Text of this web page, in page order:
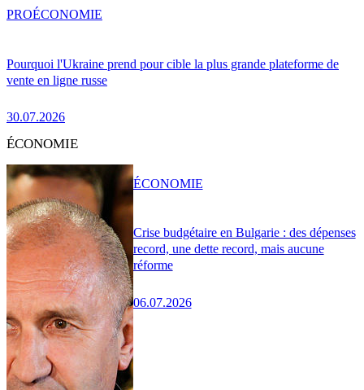
Pourquoi l'Ukraine prend pour cible la plus grande plateforme de
vente en ligne russe
30.07.2026
PROÉCONOMIE
ÉCONOMIE
Crise budgétaire en Bulgarie : des dépenses
record, une dette record, mais aucune
réforme
06.07.2026
ÉCONOMIE